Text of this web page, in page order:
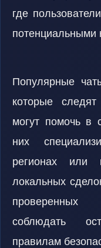
где
потенциальными
Популярные
которые
могут помочь в
них
регионах или
локальных
проверенных
соблюдать
правилам